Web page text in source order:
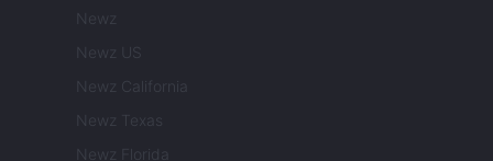
Newz
Newz US
Newz California
Newz Texas
Newz Florida